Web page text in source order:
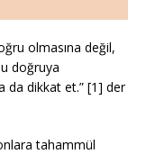
olmasına değil,
doğruya
da dikkat et.” [1] der
tahammül